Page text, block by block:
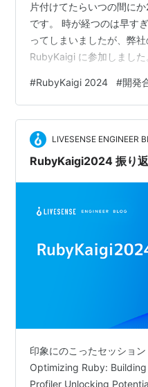
片付けてたらいつの間に
です。 時が経つのは早す
ってしまいましたが、弊
RubyKaigi に参加しまし
す。 この記事では、
子をお伝えするのと同時
実施してどうだったかと
ます。 RubyKaigiの振り返
made.livesense.co.jp 開発
#RubyKaigi 2024 #開発
LIVESENSE ENGINEER
RubyKaigi2024 振り
印象にのこったセッショ
Optimizing Ruby:
Profiler Unlocking